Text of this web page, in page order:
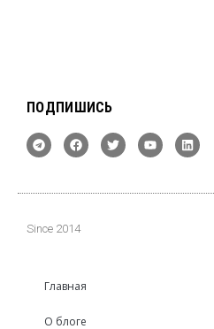
ПОДПИШИСЬ
Since 2014
Главная
О блоге